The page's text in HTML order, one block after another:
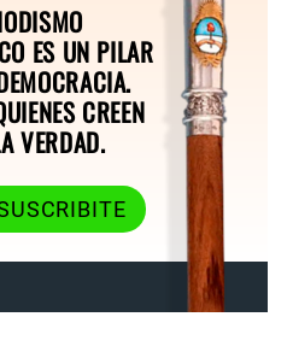
ES UN PILAR
CREEN
VERDAD.